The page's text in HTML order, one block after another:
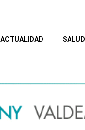
ACTUALIDAD SALUD